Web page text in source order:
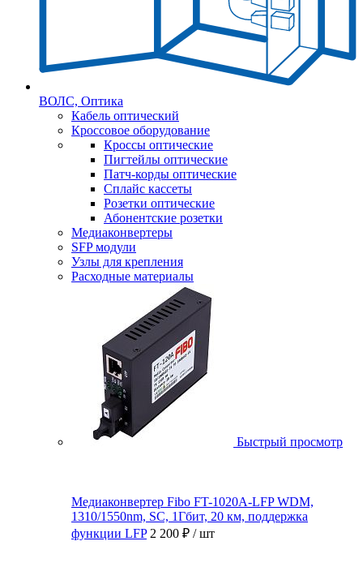
ВОЛС, Оптика
Кабель оптический
Кроссовое оборудование
Кроссы оптические
Пигтейлы оптические
Патч-корды оптические
Сплайс кассеты
Розетки оптические
Абонентские розетки
Медиаконвертеры
SFP модули
Узлы для крепления
Расходные материалы
Быстрый просмотр
Медиаконвертер Fibo FT-1020A-LFP WDM,
1310/1550nm, SC, 1Гбит, 20 км, поддержка
функции LFP 2 200 ₽ / шт